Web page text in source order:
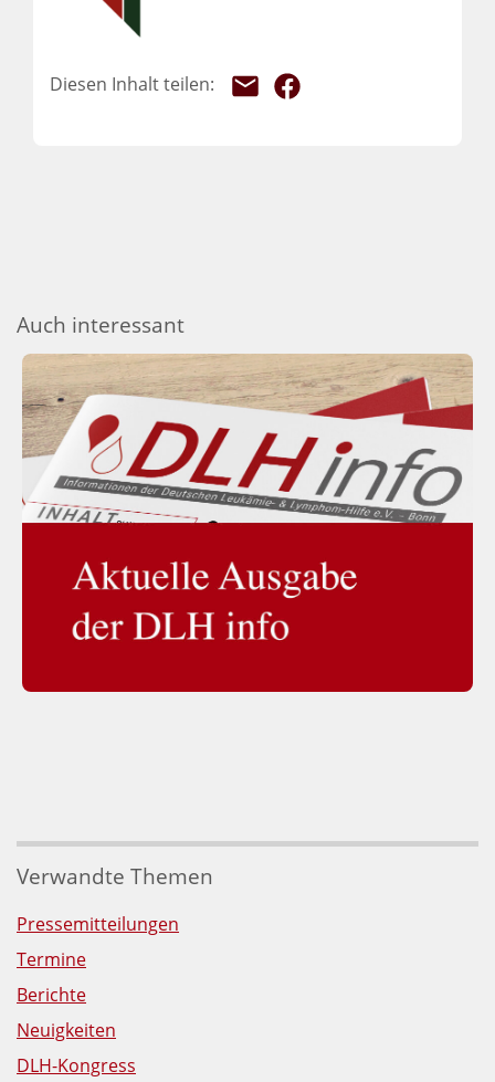
Auch interessant
Verwandte Themen
Pressemitteilungen
Termine
Berichte
Neuigkeiten
DLH-Kongress